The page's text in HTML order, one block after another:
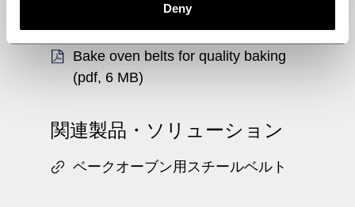
Deny
DOWNLOADS
Bake oven belts for quality baking
(pdf, 6 MB)
関連製品・ソリューション
ベークオーブン用スチールベルト